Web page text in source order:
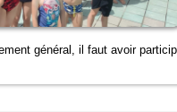
général, il faut avoir